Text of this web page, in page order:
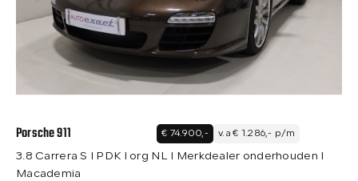
Porsche 911 € 74.900,- v.a € 1.286,- p/m
3.8 Carrera S I PDK I org NL I Merkdealer onderhouden I
Macademia